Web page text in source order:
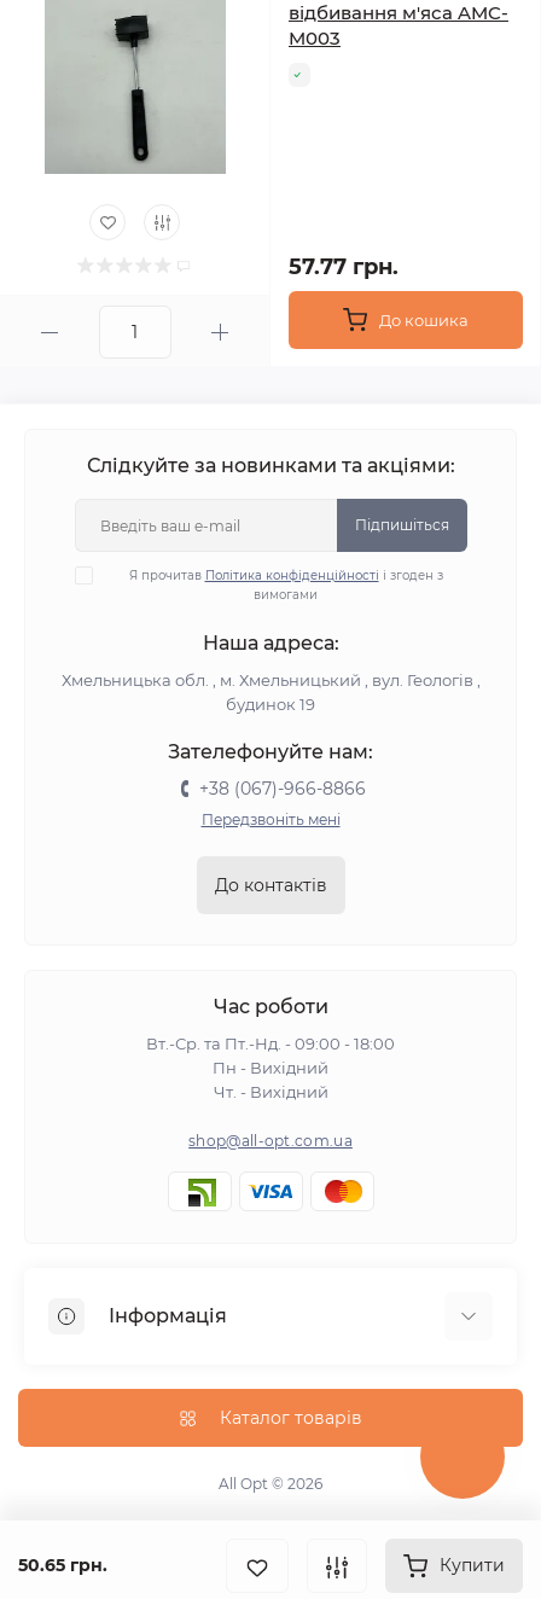
50.65 грн. Купити
відбивання м'яса AMC-
M003
57.77 грн.
До кошика
Слідкуйте за новинками та акціями:
Підпишіться
Я прочитав Політика конфіденційності і згоден з
вимогами
Наша адреса:
Хмельницька обл. , м. Хмельницький , вул. Геологів ,
будинок 19
Зателефонуйте нам:
+38 (067)-966-8866
Передзвоніть мені
До контактів
Час роботи
Вт.-Ср. та Пт.-Нд. - 09:00 - 18:00
Пн - Вихідний
Чт. - Вихідний
shop@all-opt.com.ua
Інформація
Оплата та доставка
Повернення та обмін
Політика конфіденційності
Каталог товарів
All Opt © 2026